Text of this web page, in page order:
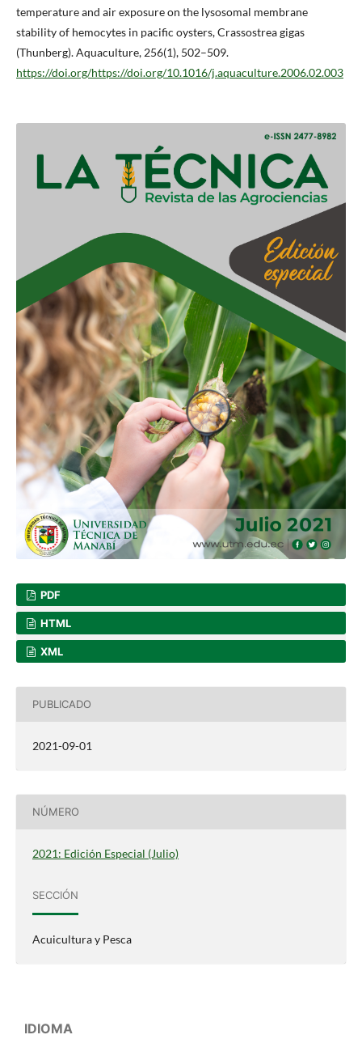
temperature and air exposure on the lysosomal membrane
stability of hemocytes in pacific oysters, Crassostrea gigas
(Thunberg). Aquaculture, 256(1), 502–509.
https://doi.org/https://doi.org/10.1016/j.aquaculture.2006.02.003
PDF
HTML
XML
PUBLICADO
2021-09-01
NÚMERO
2021: Edición Especial (Julio)
SECCIÓN
Acuicultura y Pesca
IDIOMA